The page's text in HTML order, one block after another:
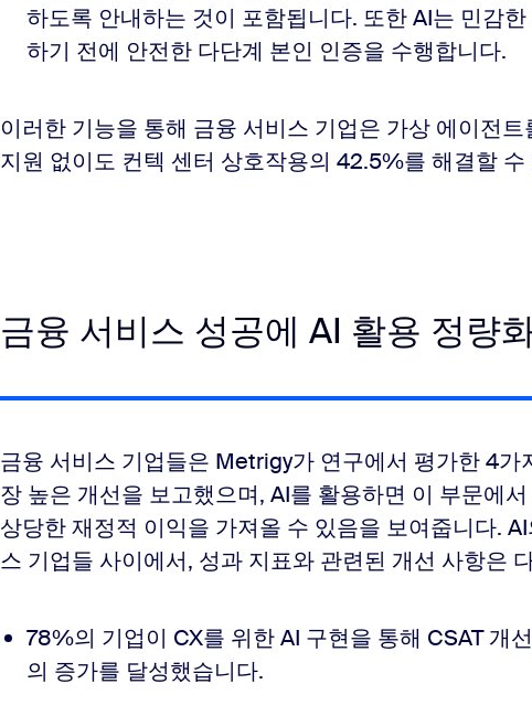
하도록 안내하는 것이 포함됩니다. 또한 AI는 민감
하기 전에 안전한 다단계 본인 인증을 수행합니다.
이러한 기능을 통해 금융 서비스 기업은 가상 에이전
지원 없이도 컨텍 센터 상호작용의 42.5%를 해결할 수
금융 서비스 성공에 AI 활용 정량
금융 서비스 기업들은 Metrigy가 연구에서 평가한 4가
장 높은 개선을 보고했으며, AI를 활용하면 이 부문에
상당한 재정적 이익을 가져올 수 있음을 보여줍니다.
스 기업들 사이에서, 성과 지표와 관련된 개선 사항은
78%의 기업이 CX를 위한 AI 구현을 통해 CSAT 개
의 증가를 달성했습니다.